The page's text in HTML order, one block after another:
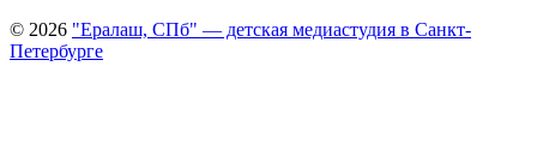
© 2026 "Ералаш, СПб" — детская медиастудия в Санкт-
Петербурге